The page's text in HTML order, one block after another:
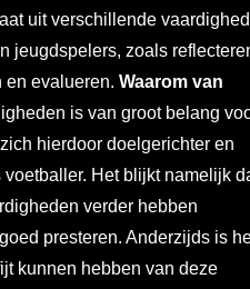
uit verschillende
jeugdspelers, zoals
en evalueren.Waarom van
is van groot belang
hierdoor doelgerichter en
Het blijkt namelijk
verder hebben
presteren. Anderzijds is
kunnen hebben van deze